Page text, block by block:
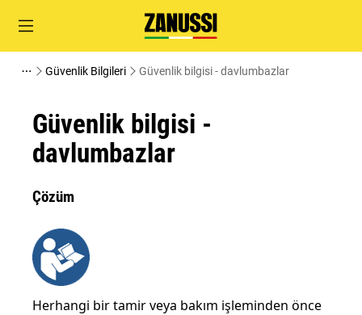
Güvenlik Bilgileri Güvenlik bilgisi - davlumbazlar
Güvenlik bilgisi -
davlumbazlar
Çözüm
Herhangi bir tamir veya bakım işleminden önce